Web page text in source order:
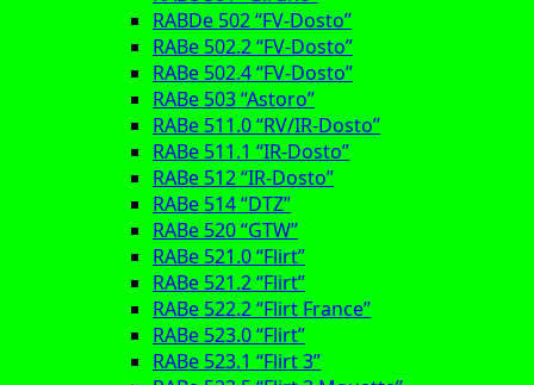
RABDe 502 “FV-Dosto”
RABe 502.2 “FV-Dosto”
RABe 502.4 “FV-Dosto”
RABe 503 “Astoro”
RABe 511.0 “RV/IR-Dosto”
RABe 511.1 “IR-Dosto”
RABe 512 “IR-Dosto”
RABe 514 “DTZ”
RABe 520 “GTW”
RABe 521.0 “Flirt”
RABe 521.2 “Flirt”
RABe 522.2 “Flirt France”
RABe 523.0 “Flirt”
RABe 523.1 “Flirt 3”